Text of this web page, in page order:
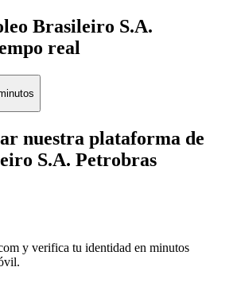
Brasileiro S.A.
real
nuestra plataforma de
S.A. Petrobras
y verifica tu identidad en minutos